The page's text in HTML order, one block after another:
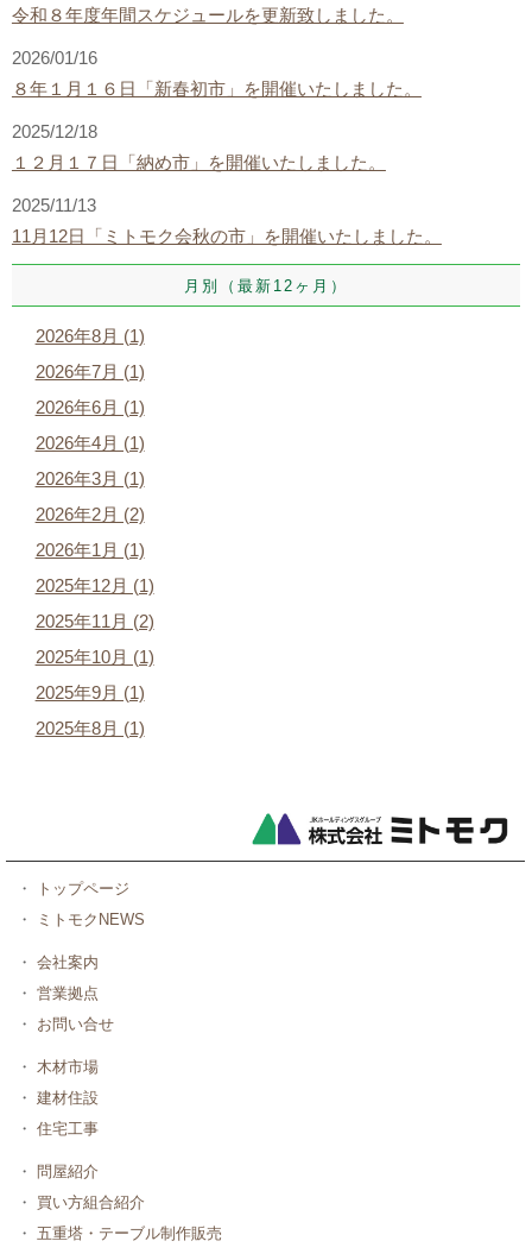
令和８年度年間スケジュールを更新致しました。
2026/01/16
８年１月１６日「新春初市」を開催いたしました。
2025/12/18
１２月１７日「納め市」を開催いたしました。
2025/11/13
11月12日「ミトモク会秋の市」を開催いたしました。
月別（最新12ヶ月）
2026年8月 (1)
2026年7月 (1)
2026年6月 (1)
2026年4月 (1)
2026年3月 (1)
2026年2月 (2)
2026年1月 (1)
2025年12月 (1)
2025年11月 (2)
2025年10月 (1)
2025年9月 (1)
2025年8月 (1)
・
トップページ
・
ミトモクNEWS
・ 会社案内
・ 営業拠点
・
お問い合せ
・
木材市場
・ 建材住設
・ 住宅工事
・
問屋紹介
・
買い方組合紹介
・ 五重塔・テーブル制作販売